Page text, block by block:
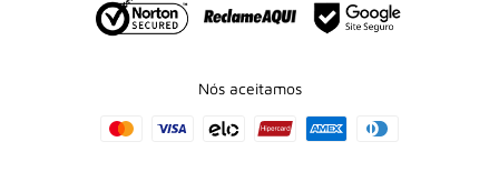
Nós aceitamos